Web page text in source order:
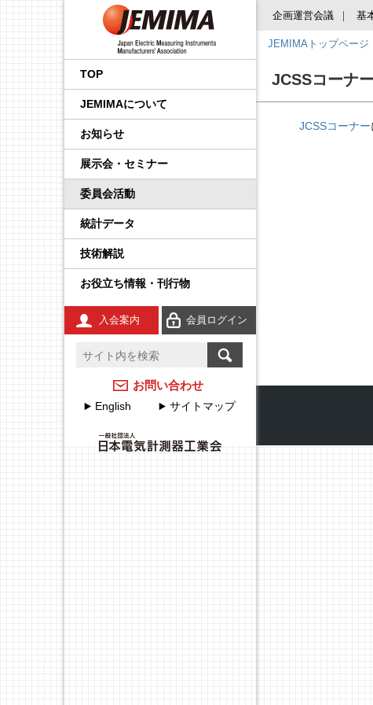
TOP
JEMIMAについて
会長挨拶
事業内容
国内外規制動向調査事業
国際標準化推進事業
技術開発テーマの探索事
広報事業
セミナー事業
会員一覧
品目から探す
役員一覧
定款・財務情報
ト
JEMIMA会報
アクセスマップ
後援・協賛の申請
JEMIMA会報への広告掲
載
JEMIMA主要行事（会員
お知らせ
プレスリリース
JEMIMAより
展示会・セミナー
展示会
セミナー・講演会
委員会活動
企画運営会議
IoT イノベーション推進委
基本機能部会
調査・統計委員会
広報委員会
IIFES推進WG
計測展 OSAKA 実行委員
会
製品安全・EMC委員会
輸出管理委員会
資材調達委員会
環境グリーン委員会
政策課題部会
エネルギー・イノベーシ
先端技術調査委員会
産業計測機器・システム
製品別部会
校正事業委員会
防爆計測委員会
電力量計委員会
電子測定器委員会
温度計測委員会
統計データ
技術解説
プロセス計測制御機器の
FA計測制御機器の技術解
説
電子応用計測ガイド
環境計測器の技術解説
放射線計測ガイド
工業用無線
安全計装システム（SIS）
温度計測のFAQ
お役立ち情報・刊行物
学生の皆さんへ
コンシェルジュ
JEMIMAのSDGsビジョン
刊行物
工業会規格
調査報告書
JCSSコーナー
JCSS（トレーサビリティ
JCSS（ISO/IEC 17025認
定）
よくある質問
登録事業者検索
JCSSに関する刊行物
JCSSリンク
JCSS連絡会のご案内
計測器メーカーのJCSS校
JEMIMAのJCSSの取組
JEMIMA JCSS校正サービ
IEC規格ドラフトの審議情
IEC概要
IEC TC一覧／IEC用語
動
入会案内
会員ログイン
お問い合わせ
English サイトマップ
企画運営会議 基
JEMIMAトップページ
JCSSコーナ
JCSSコーナー